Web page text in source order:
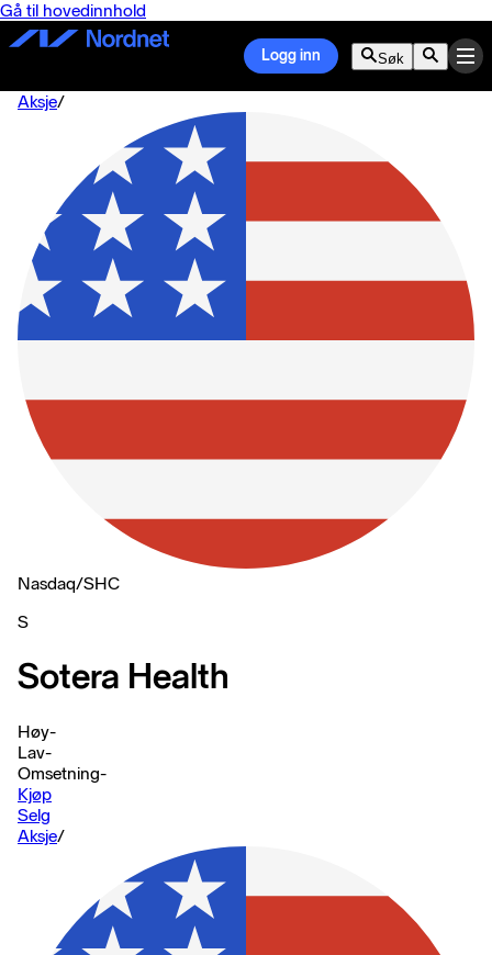
Gå til hovedinnhold
Logg inn Søk
Aksje/
Nasdaq/SHC
S
Sotera Health
Høy-
Lav-
Omsetning-
Kjøp
Selg
Aksje/